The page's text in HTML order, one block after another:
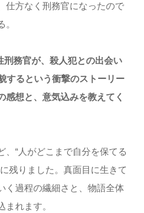
仕方なく刑務官になったので
務官が、殺人犯との出会い
するという衝撃のストーリー
感想と、意気込みを教えてく
、“人がどこまで自分を保てる
残りました。真面目に生きて
く過程の繊細さと、物語全体
れます。